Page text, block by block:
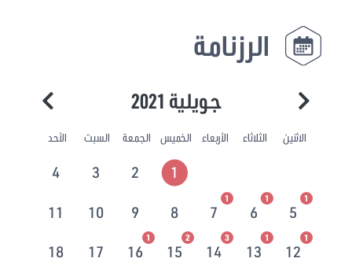
الرزنامة
جويلية 2021
الاثنين الثلاثاء الأربعاء الخميس الجمعة السبت الأحد
1
2
3
4
5
1
6
1
7
1
8
9
10
11
12
1
13
1
14
3
15
2
16
1
17
18